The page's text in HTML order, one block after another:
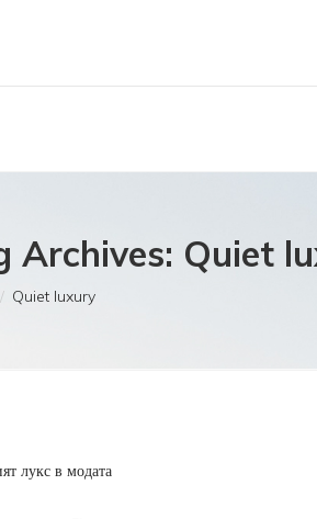
Archives: Quiet
Quiet luxury